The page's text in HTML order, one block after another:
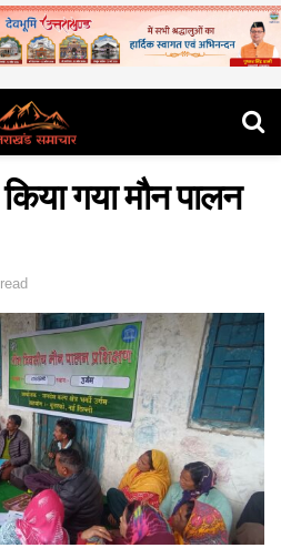
गया मौन पालन